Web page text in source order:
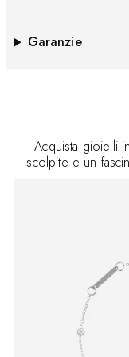
Garanzie
Acquista gioielli
scolpite e un